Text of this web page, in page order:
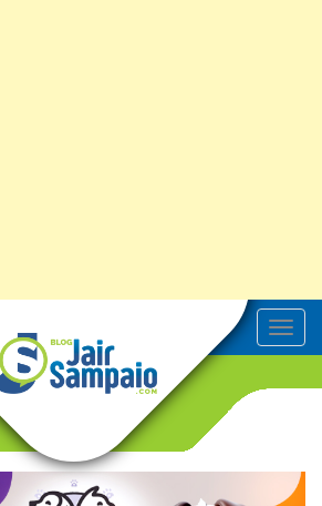
T
o
v